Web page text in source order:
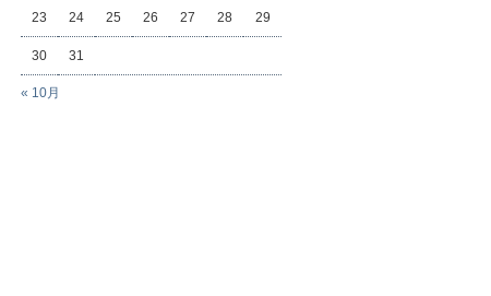
« 10月
23 24 25 26 27 28 29
30 31